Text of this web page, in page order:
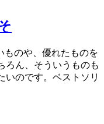
ものや、優れたものを
ろん、そういうものも
いのです。ベストソリ